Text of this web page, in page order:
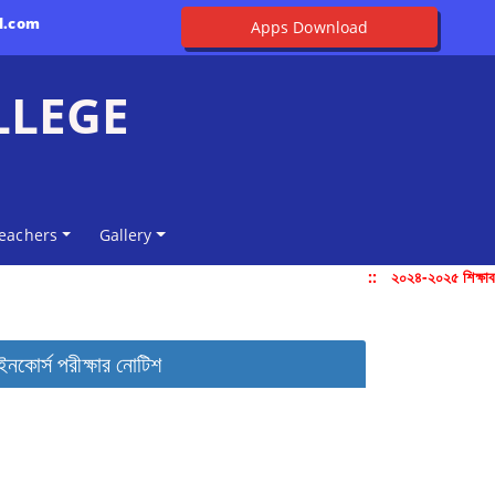
Apps Download
Gallery
::
২০২৪-২০২৫
পরীক্ষার নোটিশ